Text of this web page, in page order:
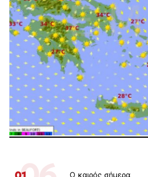
Ο καιρός σήμερα